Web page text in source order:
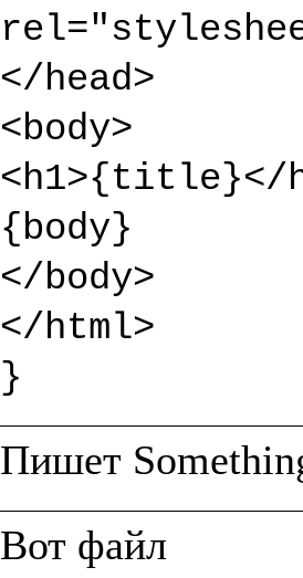
</head>
<body>
<h1>{title}</
{body}
</body>
</html>
}
Вот файл